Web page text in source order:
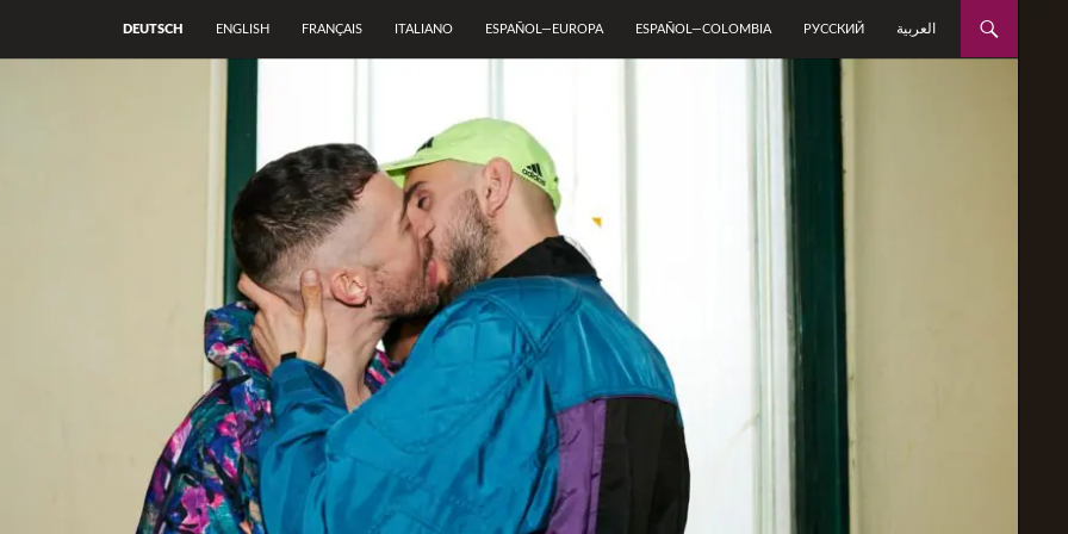
DEUTSCH ENGLISH FRANÇAIS ITALIANO ESPAÑOL—EUROPA ESPAÑOL—COLOMBIA РУССКИЙ العربية